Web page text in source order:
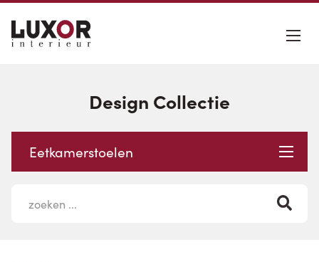
Design Collectie
Eetkamerstoelen